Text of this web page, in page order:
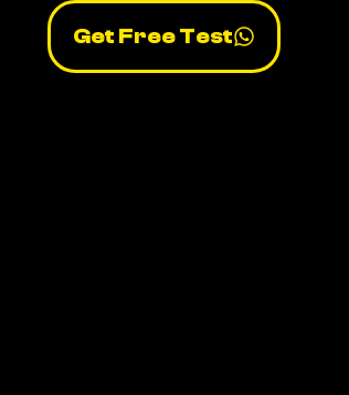
Get Free Test